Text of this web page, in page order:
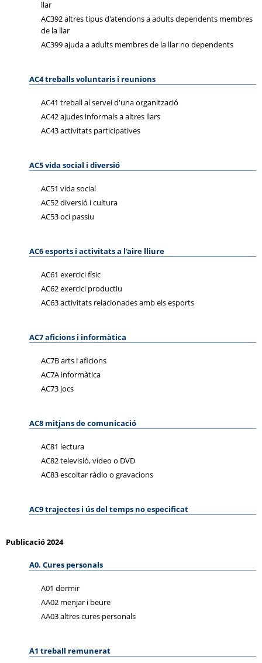
llar
AC392 altres tipus d'atencions a adults dependents membres
de la llar
AC399 ajuda a adults membres de la llar no dependents
AC4 treballs voluntaris i reunions
AC41 treball al servei d'una organització
AC42 ajudes informals a altres llars
AC43 activitats participatives
AC5 vida social i diversió
AC51 vida social
AC52 diversió i cultura
AC53 oci passiu
AC6 esports i activitats a l'aire lliure
AC61 exercici físic
AC62 exercici productiu
AC63 activitats relacionades amb els esports
AC7 aficions i informàtica
AC7B arts i aficions
AC7A informàtica
AC73 jocs
AC8 mitjans de comunicació
AC81 lectura
AC82 televisió, vídeo o DVD
AC83 escoltar ràdio o gravacions
AC9 trajectes i ús del temps no especificat
Publicació 2024
A0. Cures personals
A01 dormir
AA02 menjar i beure
AA03 altres cures personals
A1 treball remunerat